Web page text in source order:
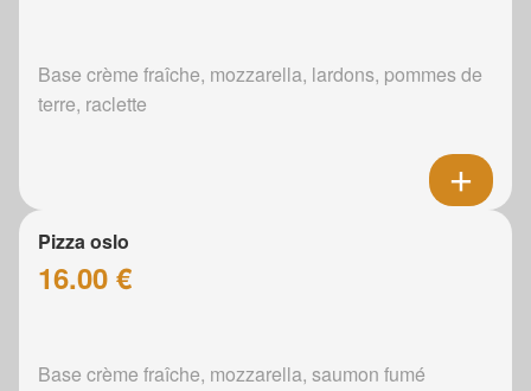
Base crème fraîche, mozzarella, lardons, pommes de
terre, raclette
Pizza oslo
16.00 €
Base crème fraîche, mozzarella, saumon fumé